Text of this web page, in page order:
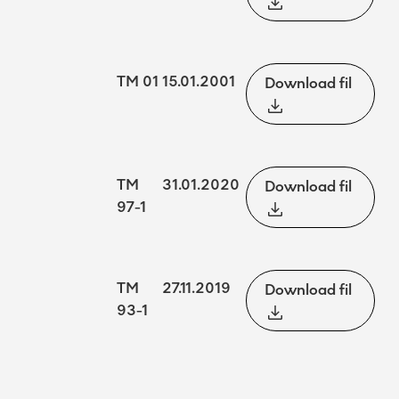
TM 01 15.01.2001 Download fil
TM
97-1
31.01.2020 Download fil
TM
93-1
27.11.2019 Download fil